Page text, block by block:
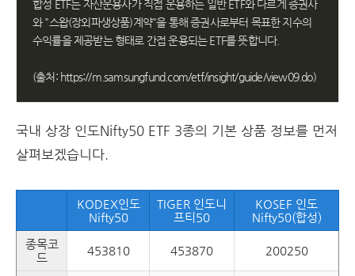
합성 ETF는 자산운용사가 직접 운용하는 일반 ETF와 다르게 증권사
와 "스왑(장외파생상품)계약"을 통해 증권사로부터 목표한 지수의
수익률을 제공받는 형태로 간접 운용되는 ETF를 뜻합니다.
(출처: https://m.samsungfund.com/etf/insight/guide/view09.do)
국내 상장 인도Nifty50 ETF 3종의 기본 상품 정보를 먼저
살펴보겠습니다.
KODEX인도
Nifty50
TIGER 인도니
프티50
KOSEF 인도
Nifty50(합성)
종목코
드
453810 453870 200250